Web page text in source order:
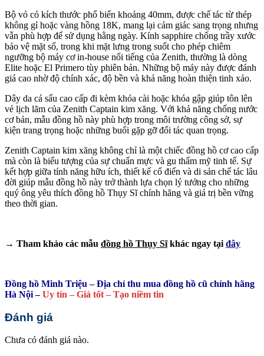
Bộ vỏ có kích thước phổ biến khoảng 40mm, được chế tác từ thép
không gỉ hoặc vàng hồng 18K, mang lại cảm giác sang trọng nhưng
vẫn phù hợp để sử dụng hằng ngày. Kính sapphire chống trầy xước
bảo vệ mặt số, trong khi mặt lưng trong suốt cho phép chiêm
ngưỡng bộ máy cơ in-house nổi tiếng của Zenith, thường là dòng
Elite hoặc El Primero tùy phiên bản. Những bộ máy này được đánh
giá cao nhờ độ chính xác, độ bền và khả năng hoàn thiện tinh xảo.
Dây da cá sấu cao cấp đi kèm khóa cài hoặc khóa gập giúp tôn lên
vẻ lịch lãm của Zenith Captain kim xăng. Với khả năng chống nước
cơ bản, mẫu đồng hồ này phù hợp trong môi trường công sở, sự
kiện trang trọng hoặc những buổi gặp gỡ đối tác quan trọng.
Zenith Captain kim xăng không chỉ là một chiếc đồng hồ cơ cao cấp
mà còn là biểu tượng của sự chuẩn mực và gu thẩm mỹ tinh tế. Sự
kết hợp giữa tính năng hữu ích, thiết kế cổ điển và di sản chế tác lâu
đời giúp mẫu đồng hồ này trở thành lựa chọn lý tưởng cho những
quý ông yêu thích đồng hồ Thụy Sĩ chính hãng và giá trị bền vững
theo thời gian.
→ Tham khảo các mẫu đồng hồ Thụy Sĩkhác ngay tại đây
Đồng hồ Minh Triệu – Địa chỉ thu mua đồng hồ cũ chính hãng
Hà Nội–Uy tín – Giá tốt – Tạo niềm tin
Đánh giá
Chưa có đánh giá nào.